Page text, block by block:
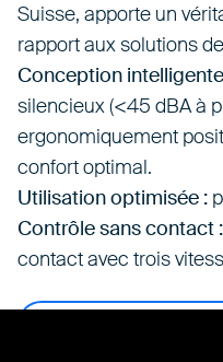
Suisse, apporte un
rapport aux solutions
Conception
silencieux (<45 dBA à
ergonomiquement
confort optimal.
Utilisation optimisée :
Contrôle sans contact :
contact avec trois